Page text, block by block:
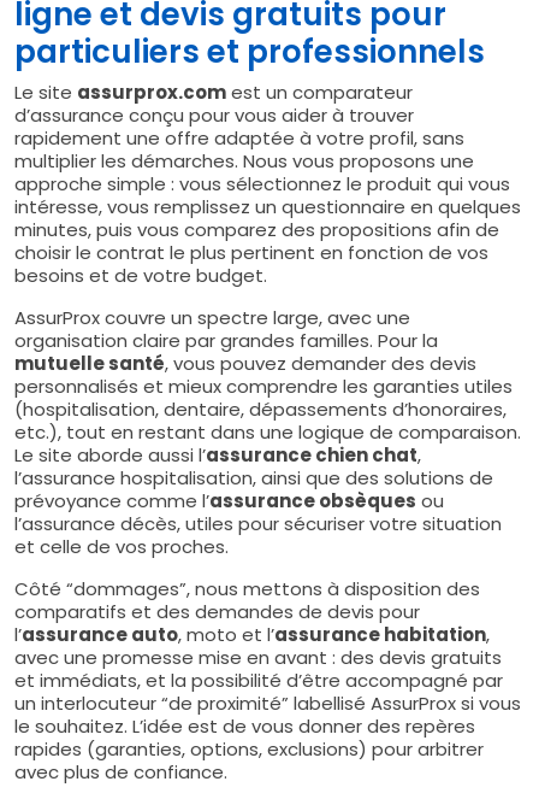
ligne et devis gratuits pour
particuliers et professionnels
Le site assurprox.comest un comparateur
d’assurance conçu pour vous aider à trouver
rapidement une offre adaptée à votre profil, sans
multiplier les démarches. Nous vous proposons une
approche simple : vous sélectionnez le produit qui vous
intéresse, vous remplissez un questionnaire en quelques
minutes, puis vous comparez des propositions afin de
choisir le contrat le plus pertinent en fonction de vos
besoins et de votre budget.
AssurProx couvre un spectre large, avec une
organisation claire par grandes familles. Pour la
mutuelle santé, vous pouvez demander des devis
personnalisés et mieux comprendre les garanties utiles
(hospitalisation, dentaire, dépassements d’honoraires,
etc.), tout en restant dans une logique de comparaison.
Le site aborde aussi l’assurance chien chat,
l’assurance hospitalisation, ainsi que des solutions de
prévoyance comme l’assurance obsèques ou
l’assurance décès, utiles pour sécuriser votre situation
et celle de vos proches.
Côté “dommages”, nous mettons à disposition des
comparatifs et des demandes de devis pour
l’assurance auto, moto et l’assurance habitation,
avec une promesse mise en avant : des devis gratuits
et immédiats, et la possibilité d’être accompagné par
un interlocuteur “de proximité” labellisé AssurProx si vous
le souhaitez. L’idée est de vous donner des repères
rapides (garanties, options, exclusions) pour arbitrer
avec plus de confiance.